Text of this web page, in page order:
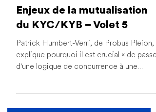
29 nov. 2024 3 min de lecture
Enjeux de la mutualisation
du KYC/KYB – Volet 5
Patrick Humbert-Verri, de Probus Pleion,
d'une logique de concurrence à une